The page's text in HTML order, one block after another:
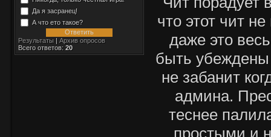
Да я засранец!
А что ето такое?
Результаты | Архив опросов
Всего ответов: 20
что этот чит
даже это
быть убеждены
не забанит
админа.
теснее
простыми и